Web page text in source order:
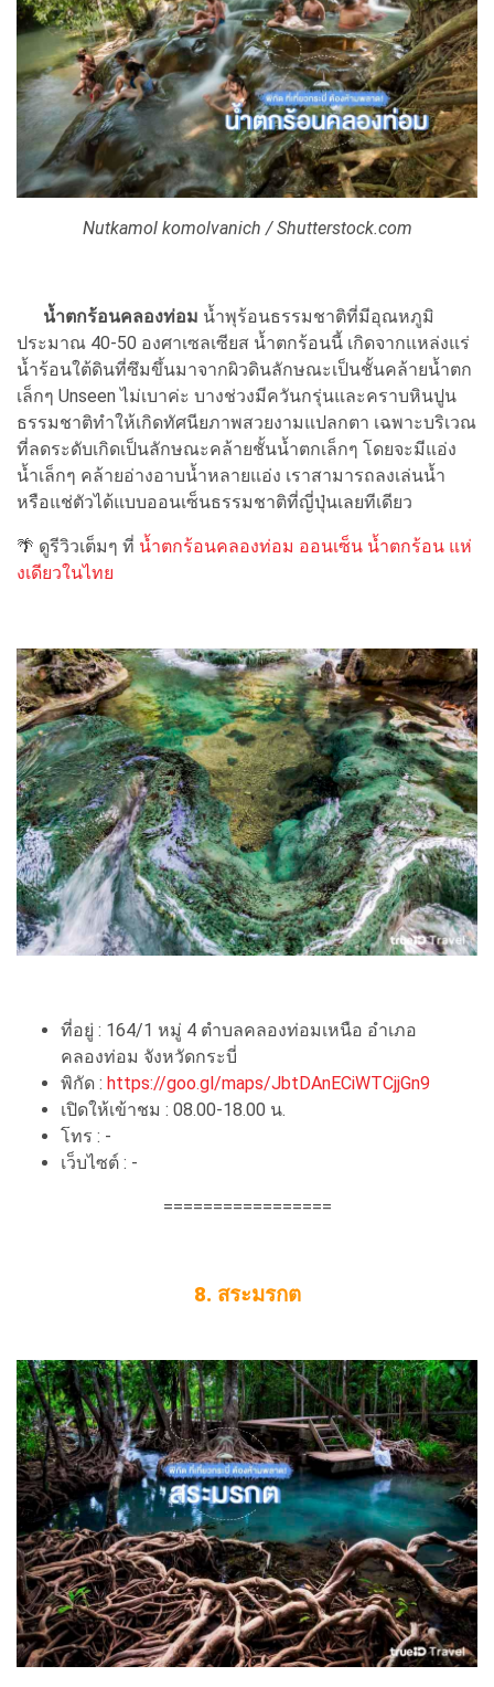
Nutkamol komolvanich / Shutterstock.com
น้ำตกร้อนคลองท่อม น้ำพุร้อนธรรมชาติที่มีอุณหภูมิ
ประมาณ 40-50 องศาเซลเซียส น้ำตกร้อนนี้ เกิดจากแหล่งแร่
น้ำร้อนใต้ดินที่ซึมขึ้นมาจากผิวดินลักษณะเป็นชั้นคล้ายน้ำตก
เล็กๆ Unseen ไม่เบาค่ะ บางช่วงมีควันกรุ่นและคราบหินปูน
ธรรมชาติทำให้เกิดทัศนียภาพสวยงามแปลกตา เฉพาะบริเวณ
ที่ลดระดับเกิดเป็นลักษณะคล้ายชั้นน้ำตกเล็กๆ โดยจะมีแอ่ง
น้ำเล็กๆ คล้ายอ่างอาบน้ำหลายแอ่ง เราสามารถลงเล่นน้ำ
หรือแช่ตัวได้แบบออนเซ็นธรรมชาติที่ญี่ปุ่นเลยทีเดียว
🌴 ดูรีวิวเต็มๆ ที่ น้ำตกร้อนคลองท่อม ออนเซ็น น้ำตกร้อน แห่
งเดียวในไทย
ที่อยู่ : 164/1 หมู่ 4 ตำบลคลองท่อมเหนือ อำเภอ
คลองท่อม จังหวัดกระบี่
พิกัด : https://goo.gl/maps/JbtDAnECiWTCjjGn9
เปิดให้เข้าชม : 08.00-18.00 น.
โทร : -
เว็บไซต์ : -
=================
8. สระมรกต